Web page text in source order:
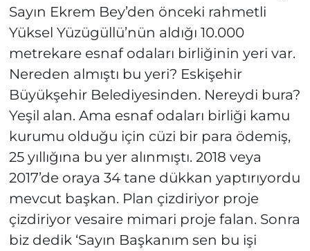
Sayın Ekrem Bey’den önceki rahmetli
Yüksel Yüzügüllü’nün aldığı 10.000
metrekare esnaf odaları birliğinin yeri var.
Nereden almıştı bu yeri? Eskişehir
Büyükşehir Belediyesinden. Nereydi bura?
Yeşil alan. Ama esnaf odaları birliği kamu
kurumu olduğu için cüzi bir para ödemiş,
25 yıllığına bu yer alınmıştı. 2018 veya
2017’de oraya 34 tane dükkan yaptırıyordu
mevcut başkan. Plan çizdiriyor proje
çizdiriyor vesaire mimari proje falan. Sonra
biz dedik ‘Sayın Başkanım sen bu işi